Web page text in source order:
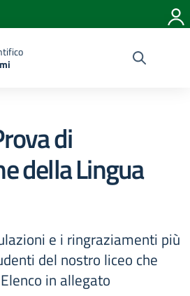
di
della Lingua
e i ringraziamenti più
del nostro liceo che
in allegato